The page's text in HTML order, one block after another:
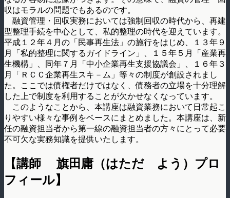
収はモラルの問題でもあるのです。
融資管理・回収実務においては強制回収の時代から、再建
型整理手続を中心として、私的整理の時代を迎えています。
平成１２年４月の「民事再生法」の施行をはじめ、１３年９
月「私的整理に関するガイドライン」、１５年５月「産業再
生機構」、同年７月「中小企業再生支援協議会」、１６年３
月「ＲＣＣ企業再生スキ－ム」等々の制度が創設されまし
た。ここでは債権者だけではなく、債務者の立場を十分理解
した上で制度を利用することが欠かせなくなっています。
このようなことから、本講座は融資業務において日常起こ
りやすい様々な事例をベースにまとめました。本講座は、新
任の融資担当者から第一線の融資担当者の方々にとって必要
不可欠な実務知識を提供いたします。
【講師 旗田庸（はただ よう）プロ
フィール】